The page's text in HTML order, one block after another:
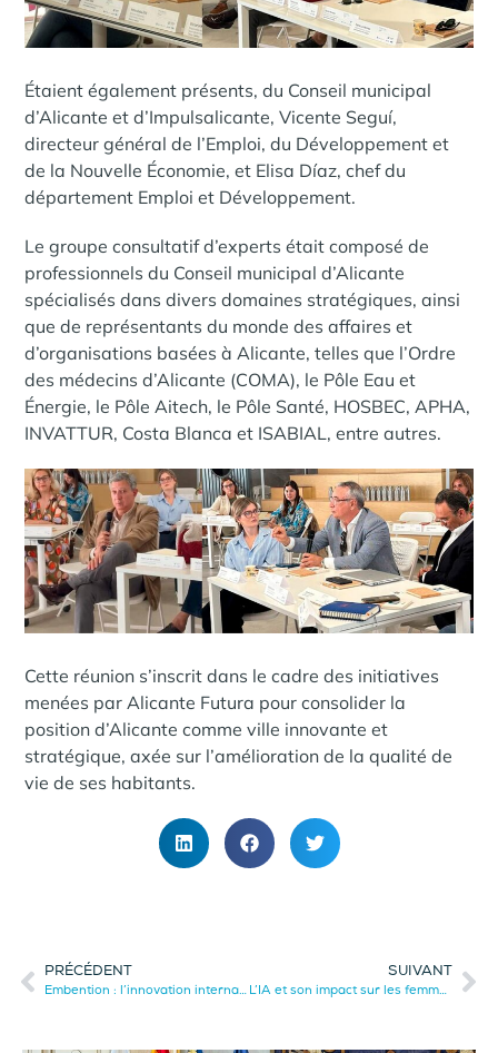
Étaient également présents, du Conseil municipal
d’Alicante et d’Impulsalicante, Vicente Seguí,
directeur général de l’Emploi, du Développement et
de la Nouvelle Économie, et Elisa Díaz, chef du
département Emploi et Développement.
Le groupe consultatif d’experts était composé de
professionnels du Conseil municipal d’Alicante
spécialisés dans divers domaines stratégiques, ainsi
que de représentants du monde des affaires et
d’organisations basées à Alicante, telles que l’Ordre
des médecins d’Alicante (COMA), le Pôle Eau et
Énergie, le Pôle Aitech, le Pôle Santé, HOSBEC, APHA,
INVATTUR, Costa Blanca et ISABIAL, entre autres.
Cette réunion s’inscrit dans le cadre des initiatives
menées par Alicante Futura pour consolider la
position d’Alicante comme ville innovante et
stratégique, axée sur l’amélioration de la qualité de
vie de ses habitants.
PRÉCÉDENT
Embention : l’innovation internationale en avionique depuis Alicante.
SUIVANT
L’IA et son impact sur les femmes : un débat organisé par l’AESIA